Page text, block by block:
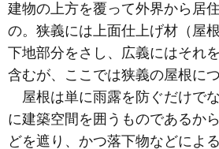
建物の上方を覆って外界から居
の。狭義には上面仕上げ材（屋
下地部分をさし、広義にはそれ
含むが、ここでは狭義の屋根に
屋根は単に雨露を防ぐだけで
に建築空間を囲うものであるか
どを遮り、かつ落下物などによ